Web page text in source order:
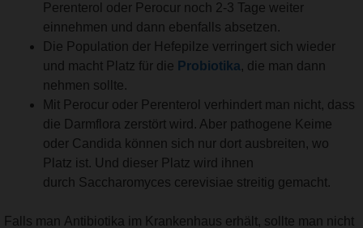
Perenterol oder Perocur noch 2-3 Tage weiter
einnehmen und dann ebenfalls absetzen.
Die Population der Hefepilze verringert sich wieder
und macht Platz für die Probiotika, die man dann
nehmen sollte.
Mit Perocur oder Perenterol verhindert man nicht, dass
die Darmflora zerstört wird. Aber pathogene Keime
oder Candida können sich nur dort ausbreiten, wo
Platz ist. Und dieser Platz wird ihnen
durch Saccharomyces cerevisiae streitig gemacht.
Falls man Antibiotika im Krankenhaus erhält, sollte man nicht